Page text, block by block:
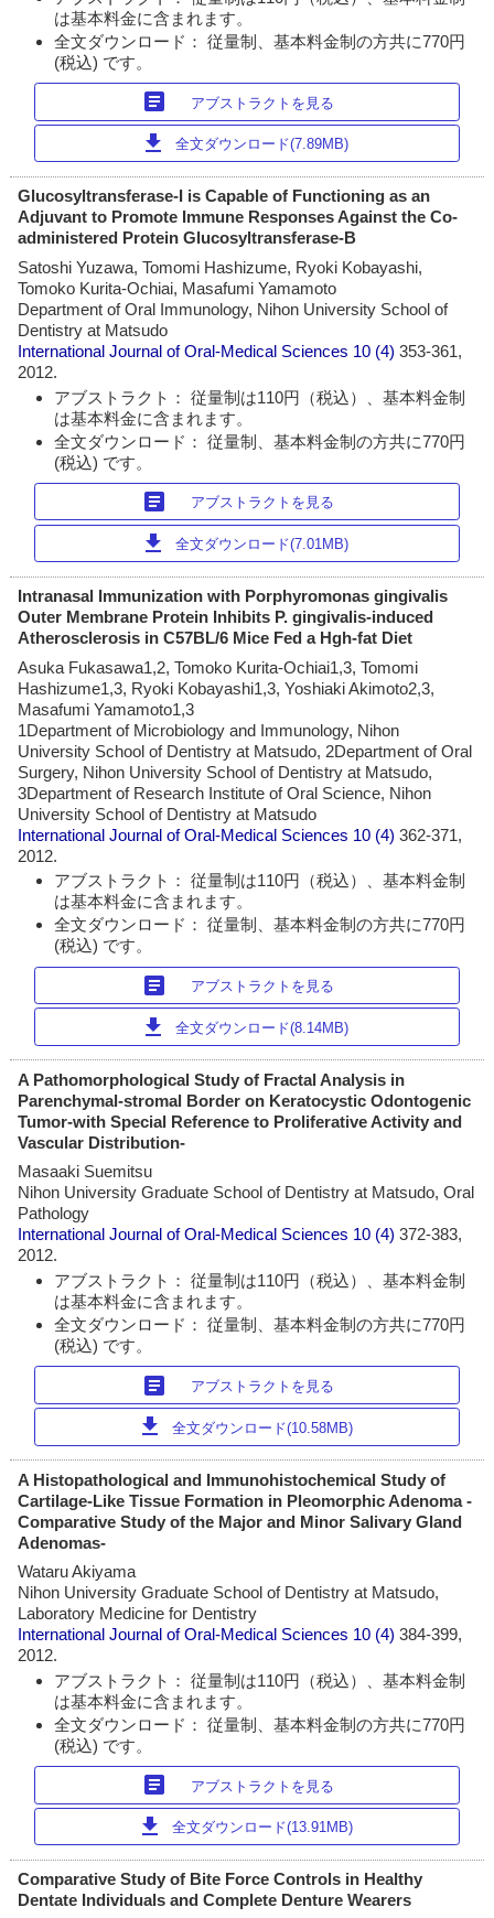
は基本料金に含まれます。
全文ダウンロード： 従量制、基本料金制の方共に770円
(税込) です。
article アブストラクトを見る
download 全文ダウンロード(7.89MB)
Glucosyltransferase-I is Capable of Functioning as an
Adjuvant to Promote Immune Responses Against the Co-
administered Protein Glucosyltransferase-B
Satoshi Yuzawa, Tomomi Hashizume, Ryoki Kobayashi,
Tomoko Kurita-Ochiai, Masafumi Yamamoto
Department of Oral Immunology, Nihon University School of
Dentistry at Matsudo
International Journal of Oral-Medical Sciences 10 (4)353-361,
2012.
アブストラクト： 従量制は110円（税込）、基本料金制
は基本料金に含まれます。
全文ダウンロード： 従量制、基本料金制の方共に770円
(税込) です。
article アブストラクトを見る
download 全文ダウンロード(7.01MB)
Intranasal Immunization with Porphyromonas gingivalis
Outer Membrane Protein Inhibits P. gingivalis-induced
Atherosclerosis in C57BL/6 Mice Fed a Hgh-fat Diet
Asuka Fukasawa1,2, Tomoko Kurita-Ochiai1,3, Tomomi
Hashizume1,3, Ryoki Kobayashi1,3, Yoshiaki Akimoto2,3,
Masafumi Yamamoto1,3
1Department of Microbiology and Immunology, Nihon
University School of Dentistry at Matsudo, 2Department of Oral
Surgery, Nihon University School of Dentistry at Matsudo,
3Department of Research Institute of Oral Science, Nihon
University School of Dentistry at Matsudo
International Journal of Oral-Medical Sciences 10 (4)362-371,
2012.
アブストラクト： 従量制は110円（税込）、基本料金制
は基本料金に含まれます。
全文ダウンロード： 従量制、基本料金制の方共に770円
(税込) です。
article アブストラクトを見る
download 全文ダウンロード(8.14MB)
A Pathomorphological Study of Fractal Analysis in
Parenchymal-stromal Border on Keratocystic Odontogenic
Tumor-with Special Reference to Proliferative Activity and
Vascular Distribution-
Masaaki Suemitsu
Nihon University Graduate School of Dentistry at Matsudo, Oral
Pathology
International Journal of Oral-Medical Sciences 10 (4)372-383,
2012.
アブストラクト： 従量制は110円（税込）、基本料金制
は基本料金に含まれます。
全文ダウンロード： 従量制、基本料金制の方共に770円
(税込) です。
article アブストラクトを見る
download 全文ダウンロード(10.58MB)
A Histopathological and Immunohistochemical Study of
Cartilage-Like Tissue Formation in Pleomorphic Adenoma -
Comparative Study of the Major and Minor Salivary Gland
Adenomas-
Wataru Akiyama
Nihon University Graduate School of Dentistry at Matsudo,
Laboratory Medicine for Dentistry
International Journal of Oral-Medical Sciences 10 (4)384-399,
2012.
アブストラクト： 従量制は110円（税込）、基本料金制
は基本料金に含まれます。
全文ダウンロード： 従量制、基本料金制の方共に770円
(税込) です。
article アブストラクトを見る
download 全文ダウンロード(13.91MB)
Comparative Study of Bite Force Controls in Healthy
Dentate Individuals and Complete Denture Wearers